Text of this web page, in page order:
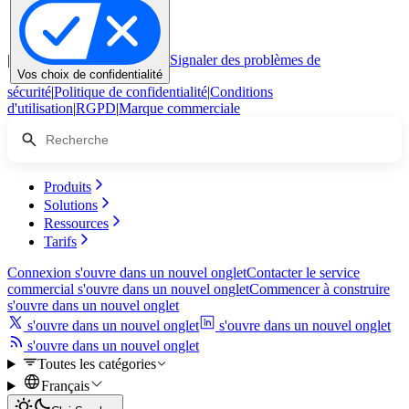
|
Vos choix de confidentialité
Signaler des problèmes de
sécurité|Politique de confidentialité|Conditions
d'utilisation|RGPD|Marque commerciale
Produits
Solutions
Ressources
Tarifs
Connexion s'ouvre dans un nouvel ongletContacter le service
commercial s'ouvre dans un nouvel ongletCommencer à construire
s'ouvre dans un nouvel onglet
s'ouvre dans un nouvel onglet
s'ouvre dans un nouvel onglet
s'ouvre dans un nouvel onglet
Toutes les catégories
Français